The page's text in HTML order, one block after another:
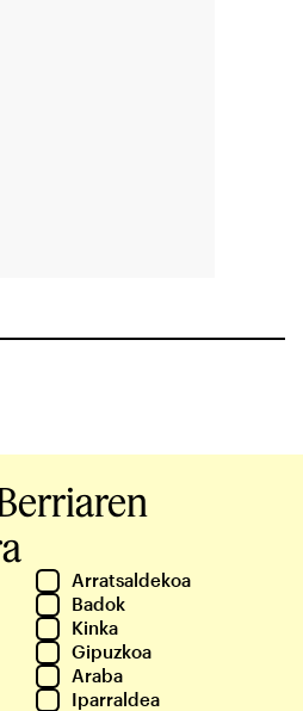
Arratsaldekoa
Badok
Kinka
Gipuzkoa
Araba
Iparraldea